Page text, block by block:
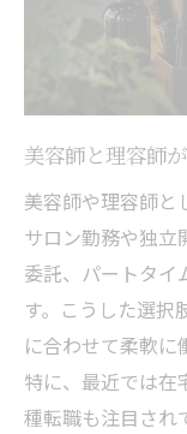
美容師
転換
転職難
例
高収入狙い
美容師
理容師
術
高収入
美容師と理容師
美容師や理容師と
サロン勤務や独立
委託、パートタイ
す。こうした選択
に合わせて柔軟に
特に、最近では在
種転職も注目され